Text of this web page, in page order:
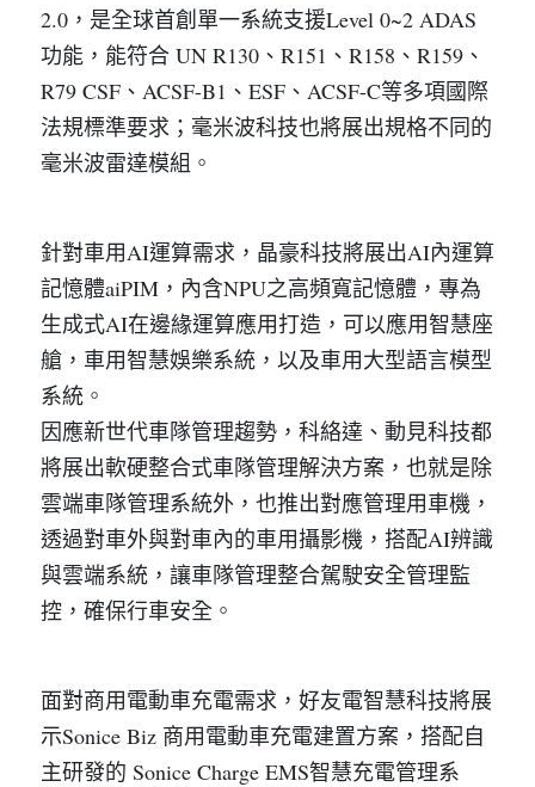
2.0，是全球首創單一系統支援Level 0~2 ADAS
功能，能符合 UN R130、R151、R158、R159、
R79 CSF、ACSF-B1、ESF、ACSF-C等多項國際
法規標準要求；毫米波科技也將展出規格不同的
毫米波雷達模組 。
針對車用AI運算需求，晶豪科技將展出AI內運算
記憶體aiPIM，內含NPU之高頻寬記憶體，專為
生成式AI在邊緣運算應用打造，可以應用智慧座
艙，車用智慧娛樂系統，以及車用大型語言模型
系統 。
因應新世代車隊管理趨勢，科絡達、動見科技都
將展出軟硬整合式車隊管理解決方案，也就是除
雲端車隊管理系統外，也推出對應管理用車機，
透過對車外與對車內的車用攝影機，搭配AI辨識
與雲端系統，讓車隊管理整合駕駛安全管理監
控，確保行車安全 。
面對商用電動車充電需求，好友電智慧科技將展
示Sonice Biz 商用電動車充電建置方案，搭配自
主研發的 Sonice Charge EMS智慧充電管理系